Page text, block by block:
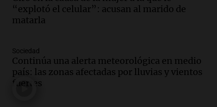
el Senado.
Viva la Radio Rosario
por la Ley de Tierras: "Construyeron un
relato mentiroso"
Informados al regreso
Episodios
“explotó el celular”: acusan al marido de
matarla
Sociedad
Continúa una alerta meteorológica en medio
país: las zonas afectadas por lluvias y vientos
fuertes